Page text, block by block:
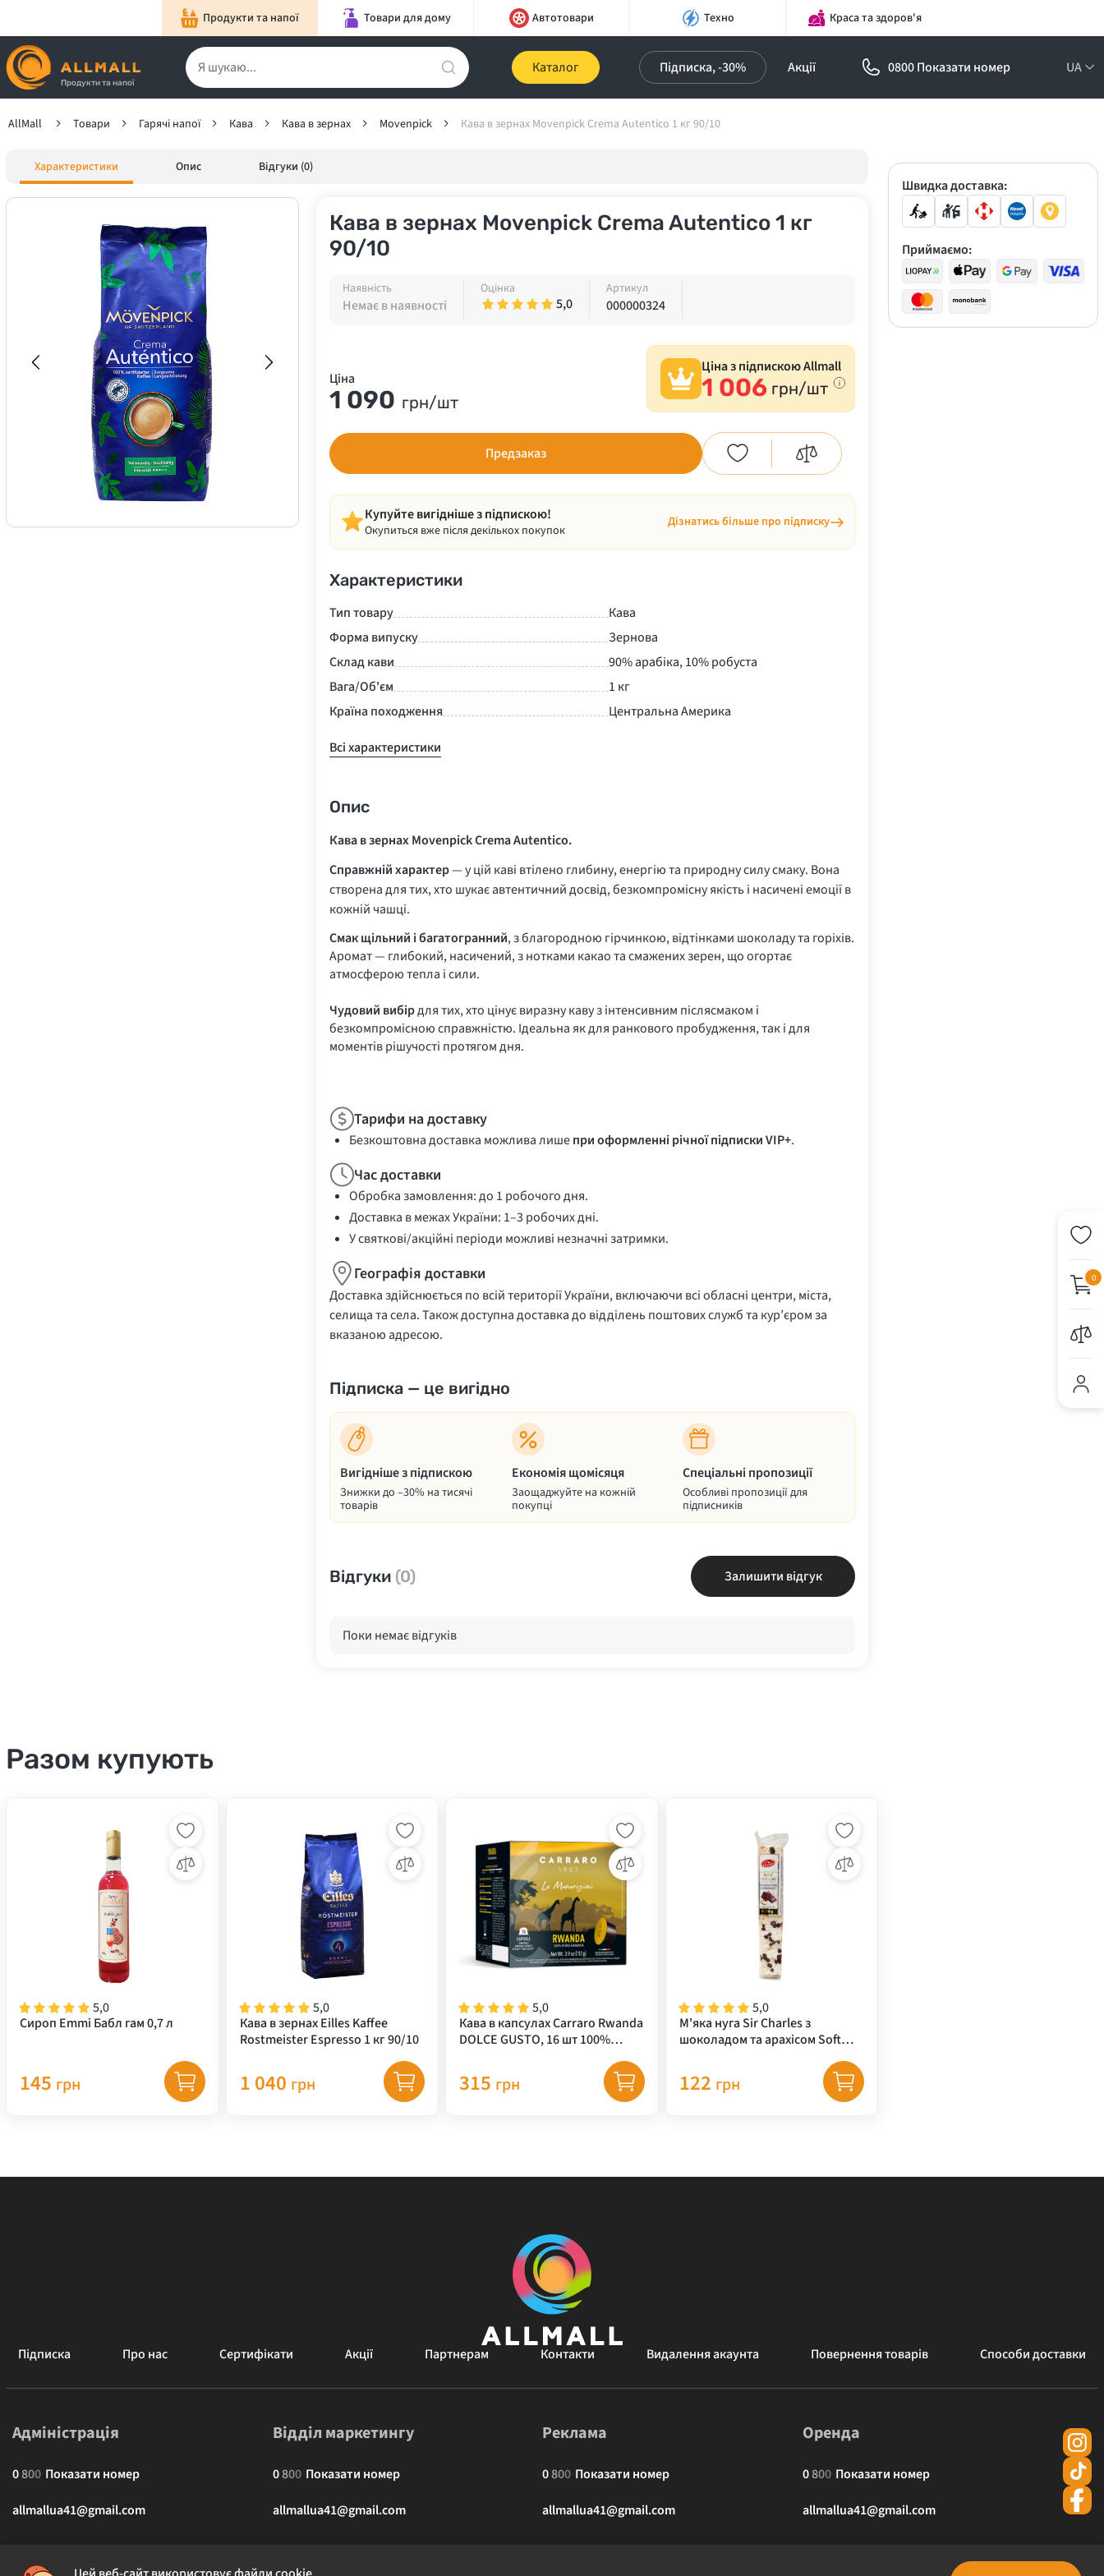
Продукти та напої Товари для дому Автотовари Техно Краса та здоров'я
Продукти та напої
Каталог Підписка, -30% Акції 0800 Показати номер UA
0
AllMall Товари Гарячі напої Кава Кава в зернах Movenpick Кава в зернах Movenpick Crema Autentico 1 кг 90/10
Характеристики Опис Відгуки (0)
Кава в зернах Movenpick Crema Autentico 1 кг
90/10
Наявність
Немає в наявності
Оцінка
5,0
Артикул
000000324
Ціна
1 090 грн/шт
Ціна з підпискою Allmall
1 006 грн/шт
Предзаказ
Купуйте вигідніше з підпискою!
Окупиться вже після декількох покупок
Дізнатись більше про підписку
Характеристики
Тип товару
Кава
Форма випуску
Зернова
Склад кави
90% арабіка, 10% робуста
Вага/Об'єм
1 кг
Країна походження
Центральна Америка
Всі характеристики
Опис
Кава в зернах Movenpick Crema Autentico.
Справжній характер— у цій каві втілено глибину, енергію та природну силу смаку. Вона
створена для тих, хто шукає автентичний досвід, безкомпромісну якість і насичені емоції в
кожній чашці.
Смак щільний і багатогранний, з благородною гірчинкою, відтінками шоколаду та горіхів.
Аромат — глибокий, насичений, з нотками какао та смажених зерен, що огортає
атмосферою тепла і сили.
Чудовий вибірдля тих, хто цінує виразну каву з інтенсивним післясмаком і
безкомпромісною справжністю. Ідеальна як для ранкового пробудження, так і для
моментів рішучості протягом дня.
Тарифи на доставку
Безкоштовна доставка можлива лишепри оформленні річної підписки VIP+.
Час доставки
Обробка замовлення: до 1 робочого дня.
Доставка в межах України: 1–3 робочих дні.
У святкові/акційні періоди можливі незначні затримки.
Географія доставки
Доставка здійснюється по всій території України, включаючи всі обласні центри, міста,
селища та села. Також доступна доставка до відділень поштових служб та кур’єром за
вказаною адресою.
Підписка — це вигідно
Вигідніше з підпискою
Знижки до –30% на тисячі
товарів
Економія щомісяця
Заощаджуйте на кожній
покупці
Спеціальні пропозиції
Особливі пропозиції для
підписників
Відгуки (0) Залишити відгук
Поки немає відгуків
Знижки до -30%
Швидка доставка:
Приймаємо:
Разом купують
5,0
Cироп Emmi Бабл гам 0,7 л
145 грн
5,0
Кава в зернах Eilles Kaffee
Rostmeister Espresso 1 кг 90/10
1 040 грн
5,0
Кава в капсулах Carraro Rwanda
DOLCE GUSTO, 16 шт 100%
315 грн
5,0
М'яка нуга Sir Charles з
шоколадом та арахісом Soft
ERDNUSS, 100 г
122 грн
Підписка Про нас Сертифікати Акції Партнерам Контакти Видалення акаунта Повернення товарів Способи доставки
Адміністрація
0800 Показати номер
allmallua41@gmail.com
Відділ маркетингу
0800 Показати номер
allmallua41@gmail.com
Реклама
0800 Показати номер
allmallua41@gmail.com
Оренда
0800 Показати номер
allmallua41@gmail.com